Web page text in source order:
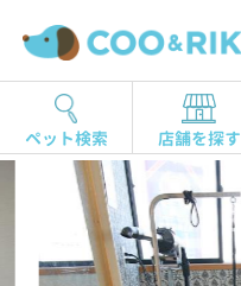
ペット検索 店舗を探す